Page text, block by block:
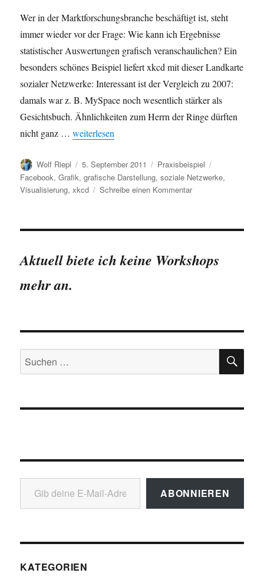
Wer in der Marktforschungsbranche beschäftigt ist, steht
immer wieder vor der Frage: Wie kann ich Ergebnisse
statistischer Auswertungen grafisch veranschaulichen? Ein
besonders schönes Beispiel liefert xkcd mit dieser Landkarte
sozialer Netzwerke: Interessant ist der Vergleich zu 2007:
damals war z. B. MySpace noch wesentlich stärker als
Gesichtsbuch. Ähnlichkeiten zum Herrn der Ringe dürften
nicht ganz …„Soziale Netzwerke: Schönes Beispiel für
weiterlesen
Autor
Wolf Riepl
Veröffentlicht
am
5. September 2011 Kategorien
Praxisbeispiel
Facebook,Grafik,grafische Darstellung,soziale Netzwerke,
Visualisierung,xkcd Schreibe einen Kommentarzu
Schönes
grafische
Aktuell biete ich keine Workshops
mehr an.
Suchen
nach:
Gib deine E-Mail-Adresse ein ...
ABONNIEREN
KATEGORIEN